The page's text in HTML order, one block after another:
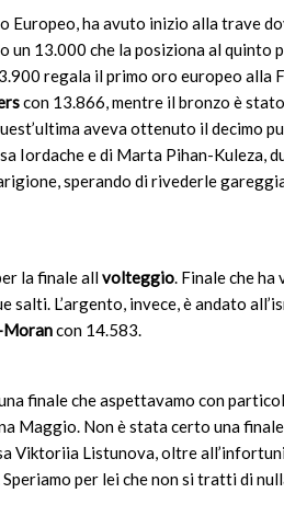
Europeo, ha avuto inizio alla trave
13.000 che la posiziona al quinto
regala il primo oro europeo alla
con 13.866, mentre il bronzo è
aveva ottenuto il decimo
Iordache e di Marta Pihan-Kuleza,
sperando di rivederle
la finale allvolteggio. Finale che
salti. L’argento, invece, è andato
Morancon 14.583.
finale che aspettavamo con
Maggio. Non è stata certo una
Viktoriia Listunova, oltre
per lei che non si tratti di